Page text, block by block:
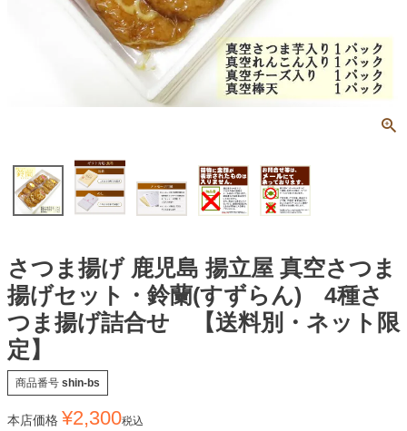
さつま揚げ 鹿児島 揚立屋 真空さつま
揚げセット・鈴蘭(すずらん) 4種さ
つま揚げ詰合せ 【送料別・ネット限
定】
商品番号 shin-bs
本店価格 ¥2,300税込